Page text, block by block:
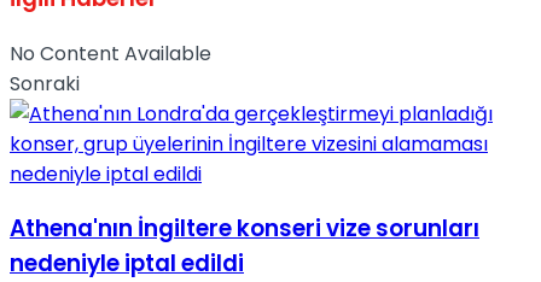
No Content Available
Sonraki
Athena'nın İngiltere konseri vize sorunları
nedeniyle iptal edildi